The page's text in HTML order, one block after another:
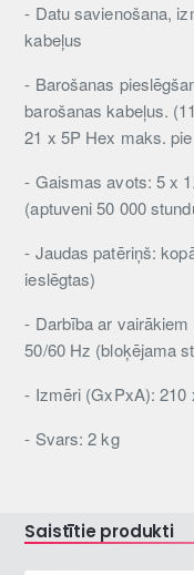
- Datu savienošana,
kabeļus
- Barošanas
barošanas kabeļus.
21 x 5P Hex maks.
- Gaismas avots: 5 x
(aptuveni 50 000
- Jaudas patēriņš:
ieslēgtas)
- Darbība ar
50/60 Hz (bloķējama
- Izmēri (GxPxA): 210
- Svars: 2 kg
Saistītie produkti